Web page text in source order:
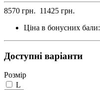
8570 грн. 11425 грн.
Ціна в бонусних бали:
Доступні варіанти
Розмір
L